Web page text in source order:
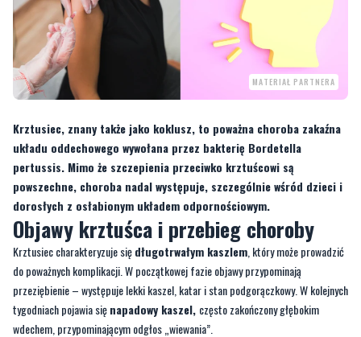
MATERIAŁ PARTNERA
Krztusiec, znany także jako koklusz, to poważna choroba zakaźna
układu oddechowego wywołana przez bakterię Bordetella
powszechne, choroba nadal występuje, szczególnie wśród dzieci i
dorosłych z osłabionym układem odpornościowym.
Objawy krztuśca i przebieg choroby
Krztusiec charakteryzuje siędługotrwałym kaszlem, który może prowadzić
do poważnych komplikacji. W początkowej fazie objawy przypominają
przeziębienie – występuje lekki kaszel, katar i stan podgorączkowy. W kolejnych
tygodniach pojawia sięnapadowy kaszel,często zakończony głębokim
wdechem, przypominającym odgłos „wiewania”.
Krztusiec może prowadzić do takich komplikacji jakzapalenie płuc,
uszkodzenia żeber na skutek intensywnego kaszlu czy
niedotlenienie organizmu. Szczególnie niebezpieczny jest dla niemowląt i